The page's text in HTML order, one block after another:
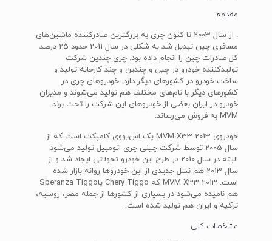
مقدمه
. از سال 2003 تا کنون چری به بزرگترین صادرکننده ماشین‌های
مسافری چین تبدیل شد به شکلی در سال 2011 حدود 25 درصد
کل صادرات چین را انجام داده بود. چری چندین شرکت
تولیدکننده خودرو در چین و چندین و چند کارخانه تولید و
ساخت خودرو در کشورهای دیگر دارد. خودروهای چری در
کشورهای دیگر با نام‌های مختلف هم تولید می‌شوند و مدیران
خودرو در ایران بعضی از خودروهای این شرکت را تحت برند
MVM به فروش می‌رساند.
خودروی MVM X33 2013 یک اس‌یووی کامپکت است که از
سال 2005 توسط شرکت چینی چری اتومبیل تولید می‌شود.
البته در سال 2010 در طرح این خودرو تحولاتی ایجاد شد و از
سال 2013 هم نسل جدیدی از این خودروها روانه بازار شده
است. MVM X33 2013 که Chery Tiggo یاSperanza Tiggo
هم نامیده می‌شود در بسیاری از کشورها از جمله مصر، روسیه،
ترکیه و ایران هم تولید شده است.
مشخصات کلی